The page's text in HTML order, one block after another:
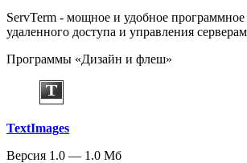
ServTerm - мощное и удобное программное
удаленного доступа и управления
Программы «Дизайн и флеш»
TextImages
Версия 1.0 — 1.0 Мб